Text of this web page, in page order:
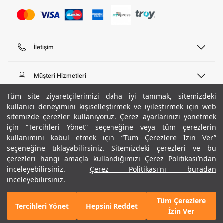
Tüm site ziyaretçilerimizi daha iyi tanımak, sitemizdeki
kullanıcı deneyimini kişiselleştirmek ve iyileştirmek için web
sitemizde çerezler kullanıyoruz. Çerez ayarlarınızı yönetmek
için “Tercihleri Yönet” seçeneğine veya tüm çerezlerin
kullanımını kabul etmek için “Tüm Çerezlere İzin Ver”
seçeneğine tıklayabilirsiniz. Sitemizdeki çerezleri ve bu
çerezleri hangi amaçla kullandığımızı Çerez Politikası’ndan
inceleyebilirsiniz.
Çerez Politikası'nı buradan
inceleyebilirsiniz.
Tercihleri Yönet Hepsini Reddet
Tüm Çerezlere
İzin Ver
+ 9 Renk
GELINCE HABER VER
İletişim
444 02 00
Pazartesi - Cuma 09:00 - 18:00
E-posta
bilgi@underarmour.com
Müşteri Hizmetleri
Sipariş Sorgulama
Bize Ulaşın
Teslimat Bilgileri
İşlem Rehberi
İade ve Değişimler
Sıkça Sorulan Sorular
Beden Rehberi
Site Haritası
Hakkımızda
Ticari Bilgiler
Hükümler ve Koşullar
Gizlilik Politikası
Çerez Politikası
Kariyer
ETBİS
UA Sosyal Medya
Instagram
Facebook
Twitter
Popüler Kategoriler
Erkek Basketbol Ayakkabısı
Çocuk Basketbol Ayakkabısı
Erkek Eşofman